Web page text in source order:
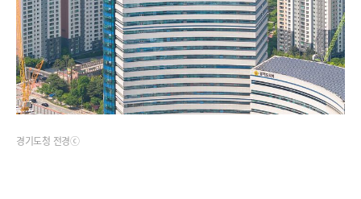
경기도청 전경ⓒ